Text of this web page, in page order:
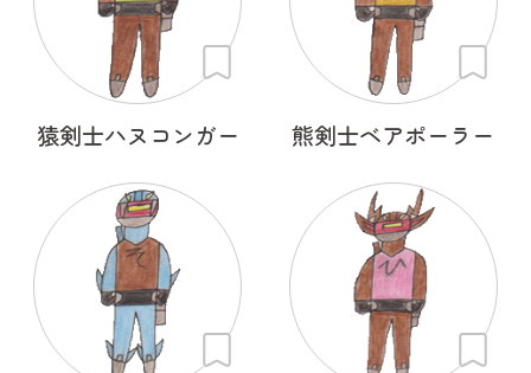
猿剣士ハヌコンガー 熊剣士ベアポーラー